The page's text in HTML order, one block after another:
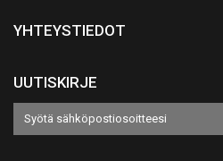
YHTEYSTIEDOT
UUTISKIRJE